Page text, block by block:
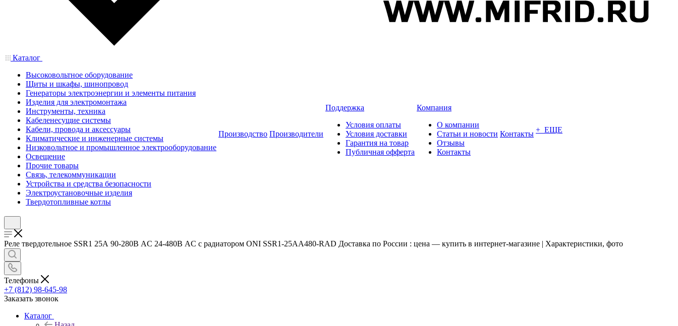
Каталог
Высоковольтное оборудование
Щиты и шкафы, шинопровод
Генераторы электроэнергии и элементы питания
Изделия для электромонтажа
Инструменты, техника
Кабеленесущие системы
Кабели, провода и аксессуары
Климатические и инженерные системы
Низковольтное и промышленное электрооборудование
Освещение
Прочие товары
Связь, телекоммуникации
Устройства и средства безопасности
Электроустановочные изделия
Твердотопливные котлы
Производство Производители
Поддержка
Условия оплаты
Условия доставки
Гарантия на товар
Публичная офферта
Компания
О компании
Статьи и новости
Отзывы
Контакты
Контакты + ЕЩЕ
Реле твердотельное SSR1 25А 90-280В AC 24-480В AC с радиатором ONI SSR1-25AA480-RAD Доставка по России : цена — купить в интернет-магазине | Характеристики, фото
Телефоны
+7 (812) 98-645-98
Заказать звонок
Каталог